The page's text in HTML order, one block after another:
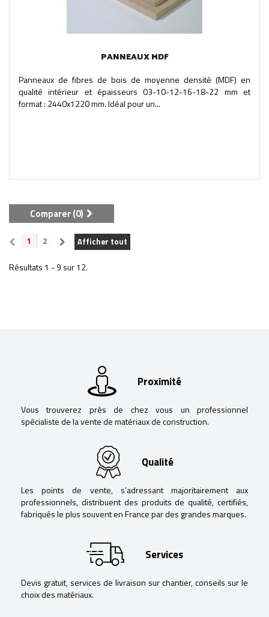
PANNEAUX MDF
Panneaux de fibres de bois de moyenne densité (MDF) en
qualité intérieur et épaisseurs 03-10-12-16-18-22 mm et
format : 2440x1220 mm. Idéal pour un...
Comparer (0)
Afficher tout
1 2
Résultats 1 - 9 sur 12.
Proximité
Vous trouverez près de chez vous un professionnel
spécialiste de la vente de matériaux de construction.
Qualité
Les points de vente, s’adressant majoritairement aux
professionnels, distribuent des produits de qualité, certifiés,
fabriqués le plus souvent en France par des grandes marques.
Services
Devis gratuit, services de livraison sur chantier, conseils sur le
choix des matériaux.